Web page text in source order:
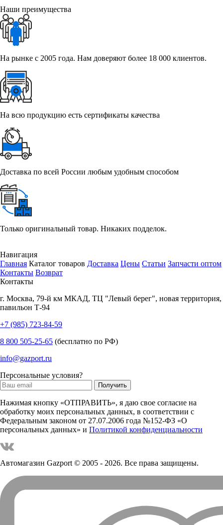
Наши преимущества
На рынке с 2005 года. Нам доверяют более 18 000 клиентов.
На всю продукцию есть сертификаты качества
Доставка по всей России любым удобным способом
Только оригинальный товар. Никаких подделок.
Навигация
Главная Каталог товаров Доставка Цены Статьи Запчасти оптом
Контакты Возврат
Контакты
г. Москва, 79-й км МКАД, ТЦ "Левый берег", новая территория,
павильон Т-94
+7 (985) 723-84-59
8 800 505-25-65 (бесплатно по РФ)
info@gazport.ru
Персональные условия?
Нажимая кнопку «ОТПРАВИТЬ», я даю свое согласие на
обработку моих персональных данных, в соответствии с
Федеральным законом от 27.07.2006 года №152-ФЗ «О
персональных данных» и Политикой конфиденциальности
Автомагазин Gazport© 2005 - 2026. Все права защищены.